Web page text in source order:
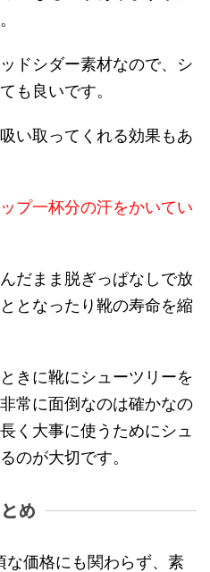
ドシダー素材なので、シ
も良いです。
い取ってくれる効果もあ
プ一杯分の汗をかいてい
だまま脱ぎっぱなしで放
となったり靴の寿命を縮
きに靴にシューツリーを
常に面倒なのは確かなの
く大事に使うためにシュ
のが大切です。
め
価格にも関わらず、素